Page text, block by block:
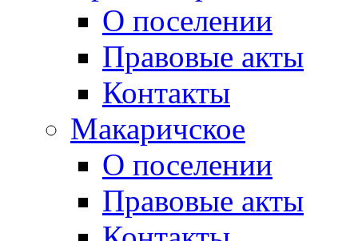
О поселении
Правовые акты
Контакты
Макаричское
О поселении
Правовые акты